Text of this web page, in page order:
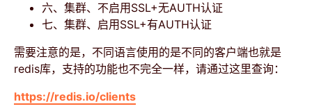
六、集群、不启用SSL+无AUTH认证
七、集群、启用SSL+有AUTH认证
需要注意的是，不同语言使用的是不同的客户端也就是
redis库，支持的功能也不完全一样，请通过这里查询：
https://redis.io/clients